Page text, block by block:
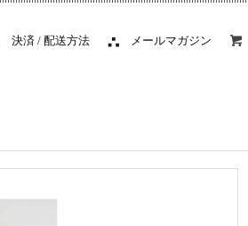
決済 / 配送方法 メールマガジン